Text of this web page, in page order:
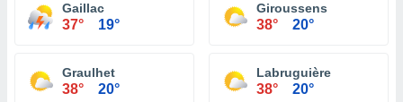
Gaillac
37° 19°
Giroussens
38° 20°
Graulhet
38° 20°
Labruguière
38° 20°